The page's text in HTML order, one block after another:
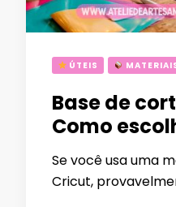
ÚTEIS
Base de
Como
Se você usa uma
Cricut,